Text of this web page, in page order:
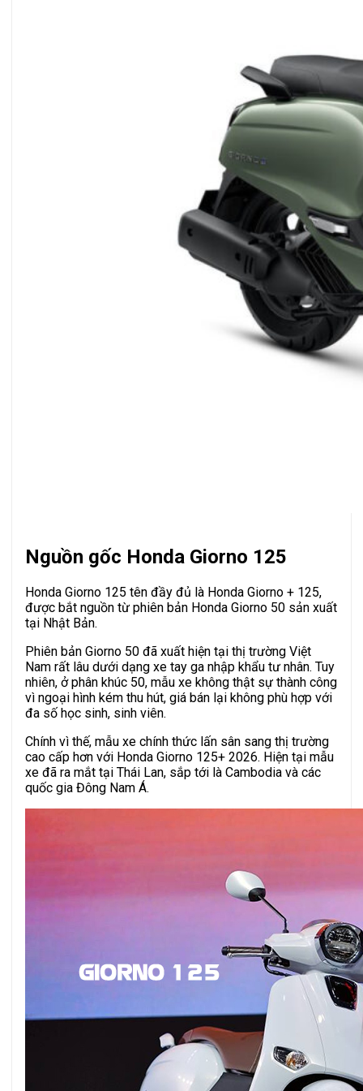
Nguồn gốc Honda Giorno 125
Honda Giorno 125 tên đầy đủ là Honda Giorno + 125,
được bắt nguồn từ phiên bản Honda Giorno 50 sản xuất
tại Nhật Bản.
Phiên bản Giorno 50 đã xuất hiện tại thị trường Việt
Nam rất lâu dưới dạng xe tay ga nhập khẩu tư nhân. Tuy
nhiên, ở phân khúc 50, mẫu xe không thật sự thành công
vì ngoại hình kém thu hút, giá bán lại không phù hợp với
đa số học sinh, sinh viên.
Chính vì thế, mẫu xe chính thức lấn sân sang thị trường
cao cấp hơn với Honda Giorno 125+ 2026. Hiện tại mẫu
xe đã ra mắt tại Thái Lan, sắp tới là Cambodia và các
quốc gia Đông Nam Á.